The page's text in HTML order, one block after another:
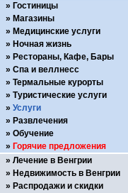
Гостиницы
Магазины
Медицинские услуги
Ночная жизнь
Рестораны, Кафе, Бары
Спа и веллнесс
Термальные курорты
Туристические услуги
Услуги
Развлечения
Обучение
Горячие предложения
Лечение в Венгрии
Недвижимость в Венгрии
Распродажи и скидки